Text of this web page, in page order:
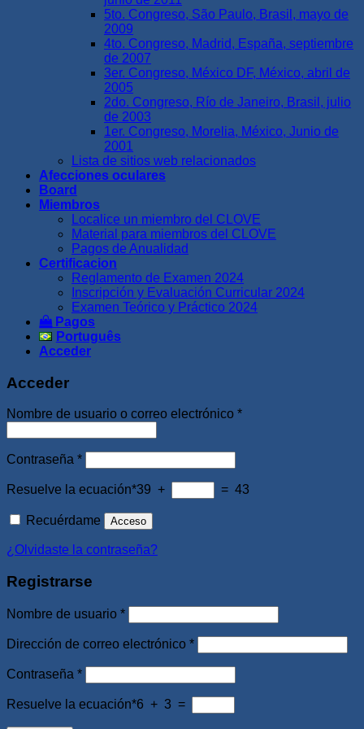
5to. Congreso, São Paulo, Brasil, mayo de
2009
4to. Congreso, Madrid, España, septiembre
de 2007
3er. Congreso, México DF, México, abril de
2005
2do. Congreso, Río de Janeiro, Brasil, julio
de 2003
1er. Congreso, Morelia, México, Junio de
2001
Lista de sitios web relacionados
Afecciones oculares
Board
Miembros
Localice un miembro del CLOVE
Material para miembros del CLOVE
Pagos de Anualidad
Certificacion
Reglamento de Examen 2024
Inscripción y Evaluación Curricular 2024
Examen Teórico y Práctico 2024
Pagos
Português
Acceder
Acceder
Nombre de usuario o correo electrónico *Obligatorio
Contraseña *Obligatorio
Resuelve la ecuación*39 + = 43
Recuérdame Acceso
¿Olvidaste la contraseña?
Registrarse
Nombre de usuario *Obligatorio
Dirección de correo electrónico *Obligatorio
Contraseña *Obligatorio
Resuelve la ecuación*6 + 3 =